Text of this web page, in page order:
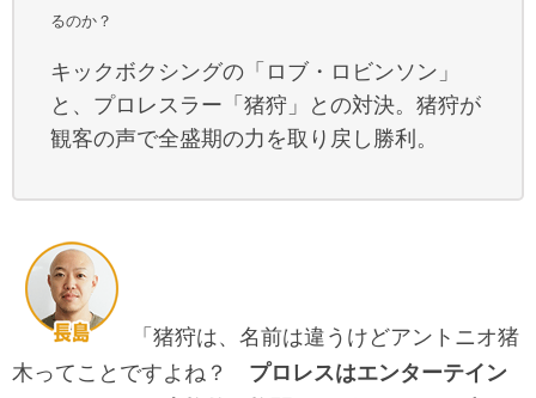
るのか？
キックボクシングの「ロブ・ロビンソン」
と、プロレスラー「猪狩」との対決。猪狩が
観客の声で全盛期の力を取り戻し勝利。
「猪狩は、名前は違うけどアントニオ猪
木ってことですよね？ プロレスはエンターテイン